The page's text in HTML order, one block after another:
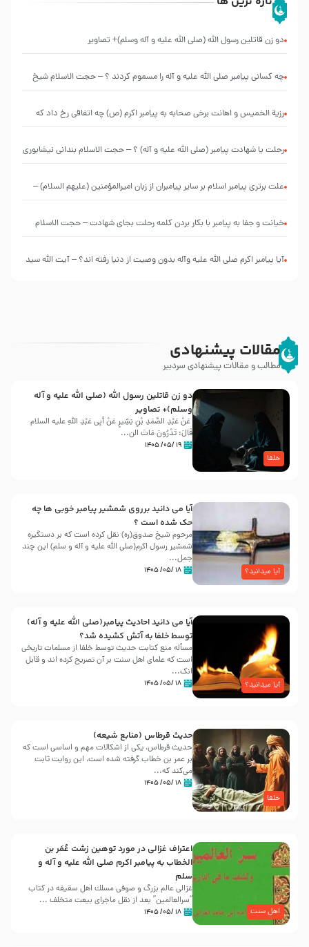
دو زن قاتلين رسول الله (صلى‌ الله‌ علیه‌ و آله‌ وسلم)+ تصاویر
چه کسانی پیامبر صلی الله علیه و آله را مسموم کردند ؟ – حجت الاسلام شیخ
رزیة الخمیس و اهانت برخی صحابه به پیامبر اکرم (ص) چه اتفاقی رخ داد که
رحلت یا شهادت پیامبر (صلی الله علیه و آله) ؟ – حجت الاسلام بندانی نیشابوری
علت برتری پیامبر اسلام بر سایر پیامبران از زبان امیرالمؤمنین (علیهم السلام) –
خیانت و جفا به پیامبر با بکار بردن کلمه رحلت بجای شهادت – حجت الاسلام
آیا پیامبر اکرم صلی الله علیه وآله بدون وصیت از دنیا رفته ‌اند؟ – آیت الله سید
مقالات پیشنهادی
مطالب و مقالات پیشنهادی سردبیر
خلفا
دو زن قاتلين رسول الله (صلى‌ الله‌ علیه‌ و آله‌
وسلم)+ تصاویر
عَنْ عَبْدِ الصَّمَدِ بْنِ بَشِیرٍ عَنْ أَبِی عَبْدِ اللَّهِ علیه السلام
قَالَ: تَدْرُونَ مَاتَ الن...
۱۹ /۰۵/ ۱۴۰۵
آیا میدانید؟
آیا می دانید برروی شمشیر پیامبر خوبی ها چه
حک شده است ؟
مرحوم شیخ صدوق(ره) نقل کرده است که بر دستگیره
شمشیر رسول اکرم(صلی الله علیه و آله و سلم) این چند
جمل...
۱۸ /۰۵/ ۱۴۰۵
آیا میدانید؟
آیا می دانید احادیث پیامبر(صلی الله علیه و آله)
توسط خلفا به آتش کشیده شد؟
مسأله منع کتابت حدیث توسط خلفا از مسلمات تاریخی
است که علمای اهل سنت بر آن تصریح کرده اند و قابل
انک...
۱۸ /۰۵/ ۱۴۰۵
خلفا
حدیث قرطاس (منابع شیعه)
حدیث قرطاس، یکی از اشکالات مهم و اساسی است که
بر عمر بن خطاب گرفته شده است، این روایت ثابت
می‌کند که...
۱۸ /۰۵/ ۱۴۰۵
اهل سنت
اعتراف غزالی در مورد توهین زشت عُمَر بن
الخطاب به پیامبر اکرم صلی الله علیه و آله و
سلم
غزالی عالم بزرگ و صوفی مسلك اهل سقيفه در کتاب
“سرالعالمین” بعد از نقل ماجرای بیعت متخلف ...
۱۸ /۰۵/ ۱۴۰۵